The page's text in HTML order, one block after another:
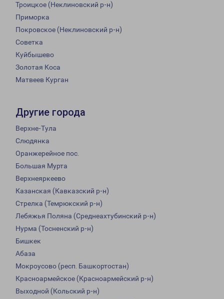
Троицкое (Неклиновский р-н)
Приморка
Покровское (Неклиновский р-н)
Советка
Куйбышево
Золотая Коса
Матвеев Курган
Другие города
Верхне-Тула
Слюдянка
Оранжерейное пос.
Большая Мурта
Верхнеяркеево
Казанская (Кавказский р-н)
Стрелка (Темрюкский р-н)
Лебяжья Поляна (Среднеахтубинский р-н)
Нурма (Тосненский р-н)
Бишкек
Абаза
Мокроусово (респ. Башкортостан)
Красноармейское (Красноармейский р-н)
Выходной (Кольский р-н)